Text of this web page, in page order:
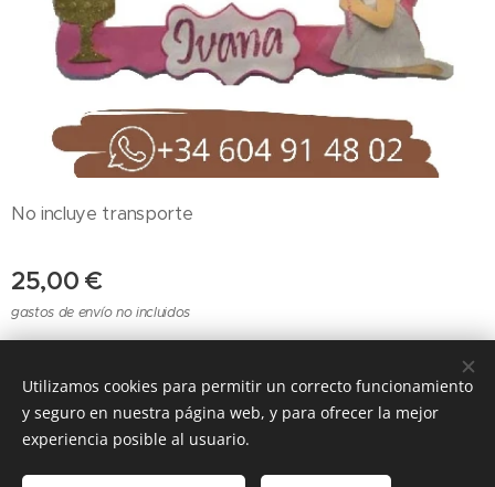
No incluye transporte
25,00 €
gastos de envío no incluidos
Cookies
Utilizamos cookies para permitir un correcto funcionamiento
y seguro en nuestra página web, y para ofrecer la mejor
experiencia posible al usuario.